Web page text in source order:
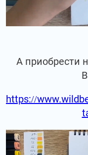
А приобрести
https://